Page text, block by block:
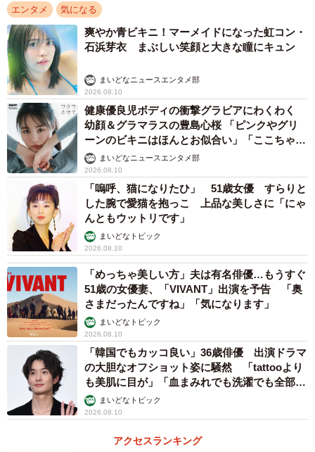
エンタメ 気になる
爽やか青ビキニ！マーメイドになった虹コン・
石浜芽衣 まぶしい笑顔と大きな瞳にキュン
まいどなニュースエンタメ部
2026.08.10
健康優良児ボディの衝撃グラビアにわくわく
幼顔＆グラマラスの豊島心桜 「ピンクやグリ
ーンのビキニはほんとお似合い」「ここちゃん
天使 また可愛くなった」
まいどなニュースエンタメ部
2026.08.10
「嗚呼、猫になりたひ」 51歳女優 すらりと
した腕で愛猫を抱っこ 上品な美しさに「にゃ
んともウットリです」
まいどなトピック
2026.08.10
「めっちゃ美しい方」夫は有名俳優…もうすぐ
51歳の女優妻、「VIVANT」出演を予告 「奥
さまだったんですね」「気になります」
まいどなトピック
2026.08.10
「韓国でもカッコ良い」36歳俳優 出演ドラマ
の大胆なオフショット姿に騒然 「tattooより
も美肌に目が」「血まみれでも洗濯でも全部か
っこいい」
まいどなトピック
2026.08.10
アクセスランキング